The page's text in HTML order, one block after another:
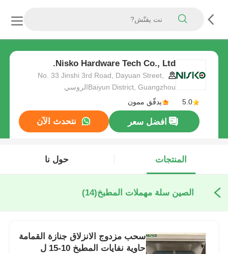
Nisko Hardware Tech Co., Ltd.
No. 33 Jinshi 3rd Road, Dayuan Street,
Baiyun District, Guangzhouالروسي
5.0
يدقّق ممون
افضل سعر نتحدث الآن
المنتجات حول نا
الصين سلة مهملات المطبخ(14)
سحب مزدوج الانزلاق جنازة القمامة
حاوية نفايات المطبخ 10-15 ل